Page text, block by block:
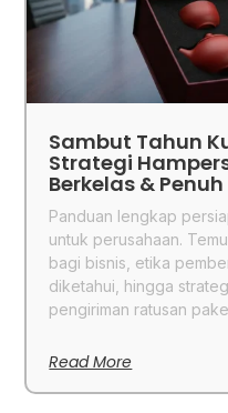
Sambut Tahun
Strategi
Berkelas &
Panduan lengkap
untuk perusahaan.
bagi bisnis, etika
diketahui, hingga
pengiriman ratusan
Read More